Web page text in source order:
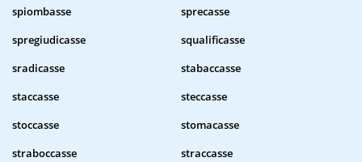
spiombasse
sprecasse
spregiudicasse
squalificasse
sradicasse
stabaccasse
staccasse
steccasse
stoccasse
stomacasse
straboccasse
straccasse